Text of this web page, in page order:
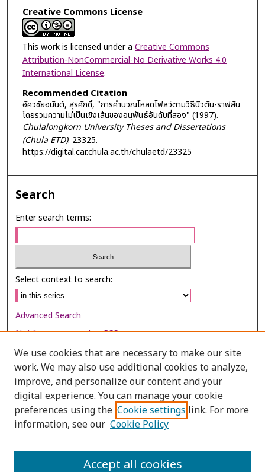
Creative Commons License
This work is licensed under a Creative Commons
Attribution-NonCommercial-No Derivative Works 4.0
International License.
Recommended Citation
อัศวชัยอนันต์, สุรศักดิ์, "การคำนวณโหลดโฟลว์ตามวิธีนิวตัน-ราฟสัน
โดยรวมความไม่เป็นเชิงเส้นของอนุพันธ์อันดับที่สอง" (1997).
Chulalongkorn University Theses and Dissertations
(Chula ETD). 23325.
https://digital.car.chula.ac.th/chulaetd/23325
Search
Enter search terms:
Select context to search:
Advanced Search
Notify me via email orRSS
Browse
Collections
Disciplines
Authors
We use cookies that are necessary to make our site
work. We may also use additional cookies to analyze,
improve, and personalize our content and your
digital experience. You can manage your cookie
preferences using the Cookie settings link. For more
information, see our Cookie Policy
Accept all cookies